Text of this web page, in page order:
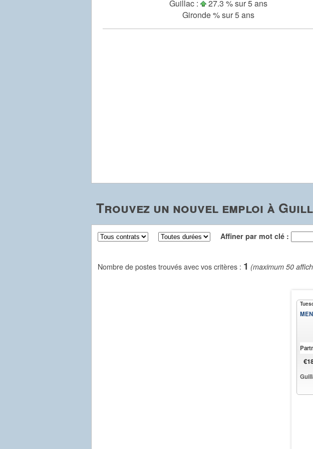
Guillac :
27.3 % sur 5 ans
Gironde % sur 5 ans
Trouvez un nouvel emploi à
Affiner par mot clé :
Nombre de postes trouvés avec vos critères : 1 (maximum 50